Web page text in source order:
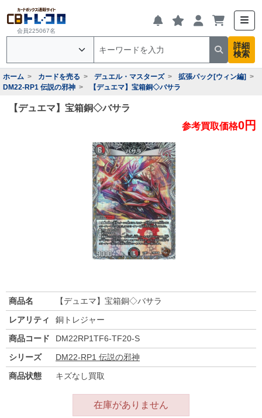
会員225067名
詳細
検索
ホーム カードを売る デュエル・マスターズ
拡張パック[ウィン編]
DM22-RP1 伝説の邪神
【デュエマ】宝箱銅◇バサラ
【デュエマ】宝箱銅◇バサラ
参考買取価格0円
商品名
【デュエマ】宝箱銅◇バサラ
レアリティ
銅トレジャー
商品コード
DM22RP1TF6-TF20-S
シリーズ
DM22-RP1 伝説の邪神
商品状態
キズなし買取
在庫がありません